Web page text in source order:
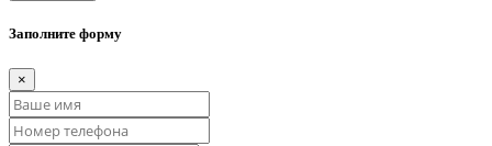
Заполните форму
×